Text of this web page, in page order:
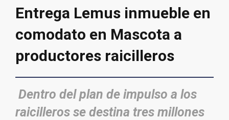
Entrega Lemus inmueble en
comodato en Mascota a
productores raicilleros
Dentro del plan de impulso a los
raicilleros se destina tres millones